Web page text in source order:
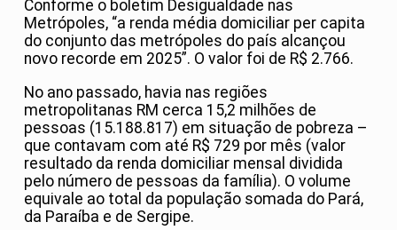
Conforme o boletim Desigualdade nas
Metrópoles, “a renda média domiciliar per capita
do conjunto das metrópoles do país alcançou
novo recorde em 2025”. O valor foi de R$ 2.766.
No ano passado, havia nas regiões
metropolitanas RM cerca 15,2 milhões de
pessoas (15.188.817) em situação de pobreza –
que contavam com até R$ 729 por mês (valor
resultado da renda domiciliar mensal dividida
pelo número de pessoas da família). O volume
equivale ao total da população somada do Pará,
da Paraíba e de Sergipe.